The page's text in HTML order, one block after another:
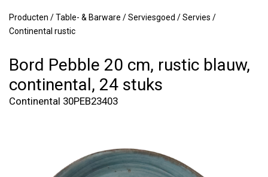
Producten /Table- & Barware /Serviesgoed /Servies /
Continental rustic
Bord Pebble 20 cm, rustic blauw,
continental, 24 stuks
Continental 30PEB23403